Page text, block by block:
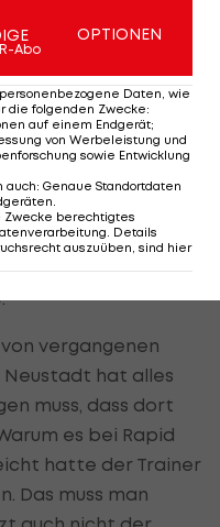
nicht leben“
bei den
Saison lediglich
zu wenig, denn
Trainer Peter
von Neustadt nach
er schon mit
weil er unter dem
Saison
von vergangenen
Neustadt hat alles
muss, dass dort
es bei Rapid
hatte der Trainer
Das muss man
Abo
OPTIONEN
Daten, wie
die folgenden Zwecke:
auf einem Endgerät;
von Werbeleistung und
sowie Entwicklung
auch: Genaue Standortdaten
.
Zwecke berechtigtes
Details
auszuüben, sind hier